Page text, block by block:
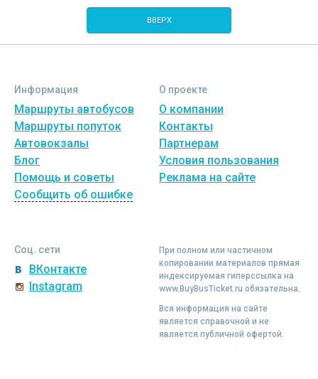
ВВЕРХ
Информация
Маршруты автобусов
Маршруты попуток
Автовокзалы
Блог
Помощь и советы
Сообщить об ошибке
О проекте
О компании
Контакты
Партнерам
Условия пользования
Реклама на сайте
Соц. сети
ВКонтакте
Instagram
При полном или частичном
копировании материалов прямая
индексируемая гиперссылка на
www.BuyBusTicket.ru обязательна.
Вся информация на сайте
является справочной и не
является публичной офертой.